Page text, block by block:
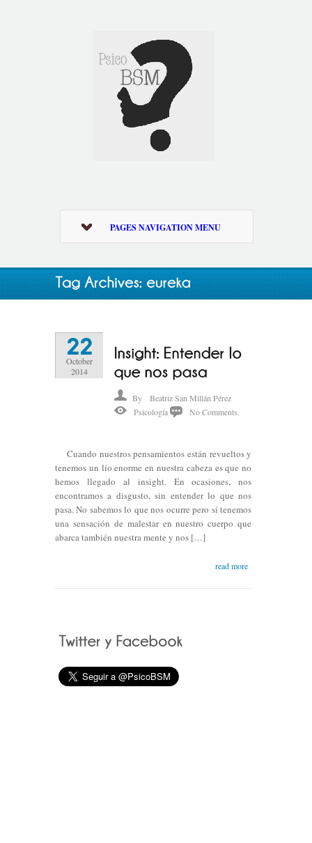
PAGES NAVIGATION MENU
22
October
2014
By Beatriz San Millán Pérez
Psicología
No Comments.
Cuando nuestros pensamientos están revueltos y
tenemos un lío enorme en nuestra cabeza es que no
hemos llegado al insight. En ocasiones, nos
encontramos a disgusto, sin entender lo que nos
pasa. No sabemos lo que nos ocurre pero sí tenemos
una sensación de malestar en nuestro cuerpo que
abarca también nuestra mente y nos […]
read more